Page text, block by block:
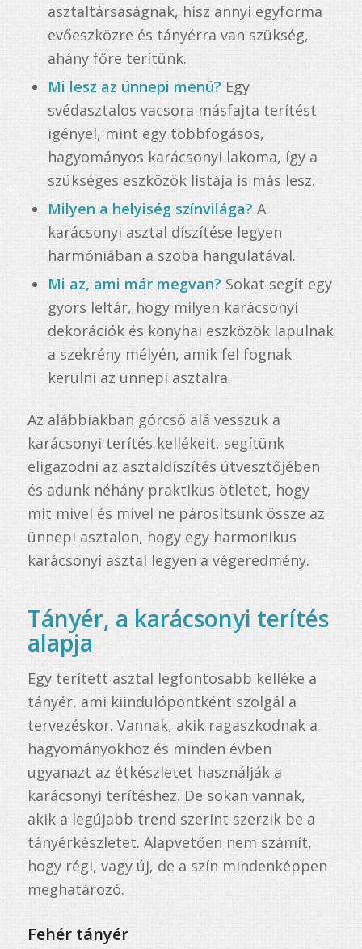
asztaltársaságnak, hisz annyi egyforma
evőeszközre és tányérra van szükség,
ahány főre terítünk.
Mi lesz az ünnepi menü? Egy
svédasztalos vacsora másfajta terítést
igényel, mint egy többfogásos,
hagyományos karácsonyi lakoma, így a
szükséges eszközök listája is más lesz.
Milyen a helyiség színvilága? A
karácsonyi asztal díszítése legyen
harmóniában a szoba hangulatával.
Mi az, ami már megvan? Sokat segít egy
gyors leltár, hogy milyen karácsonyi
dekorációk és konyhai eszközök lapulnak
a szekrény mélyén, amik fel fognak
kerülni az ünnepi asztalra.
Az alábbiakban górcső alá vesszük a
karácsonyi terítés kellékeit, segítünk
eligazodni az asztaldíszítés útvesztőjében
és adunk néhány praktikus ötletet, hogy
mit mivel és mivel ne párosítsunk össze az
ünnepi asztalon, hogy egy harmonikus
karácsonyi asztal legyen a végeredmény.
Tányér, a karácsonyi terítés
alapja
Egy terített asztal legfontosabb kelléke a
tányér, ami kiindulópontként szolgál a
tervezéskor. Vannak, akik ragaszkodnak a
hagyományokhoz és minden évben
ugyanazt az étkészletet használják a
karácsonyi terítéshez. De sokan vannak,
akik a legújabb trend szerint szerzik be a
tányérkészletet. Alapvetően nem számít,
hogy régi, vagy új, de a szín mindenképpen
meghatározó.
Fehér tányér